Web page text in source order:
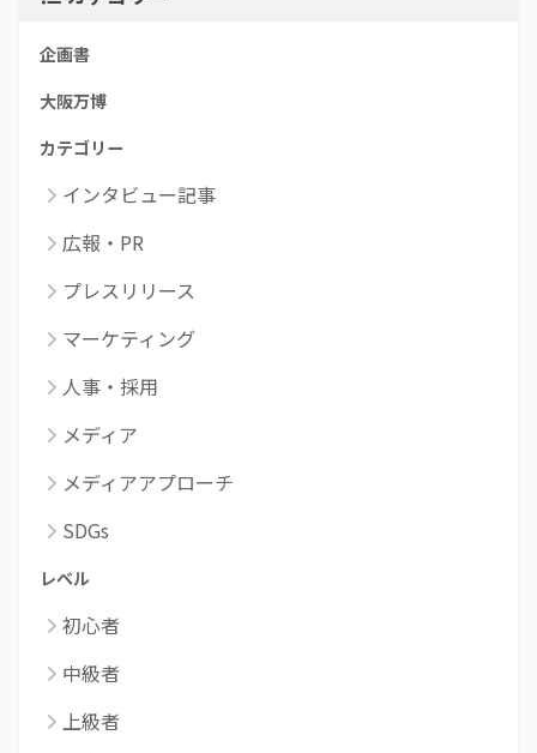
企画書
大阪万博
カテゴリー
インタビュー記事
広報・PR
プレスリリース
マーケティング
人事・採用
メディア
メディアアプローチ
SDGs
レベル
初心者
中級者
上級者